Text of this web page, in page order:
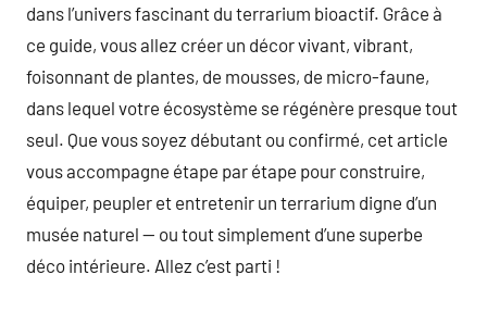
dans l’univers fascinant du terrarium bioactif. Grâce à
ce guide, vous allez créer un décor vivant, vibrant,
foisonnant de plantes, de mousses, de micro-faune,
dans lequel votre écosystème se régénère presque tout
seul. Que vous soyez débutant ou confirmé, cet article
vous accompagne étape par étape pour construire,
équiper, peupler et entretenir un terrarium digne d’un
musée naturel — ou tout simplement d’une superbe
déco intérieure. Allez c’est parti !